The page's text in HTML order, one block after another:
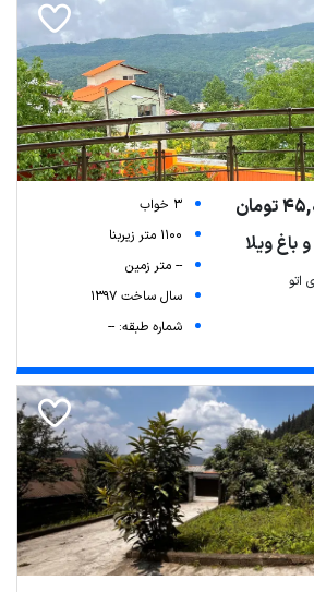
باغ ویلا
3 خواب
1100 متر زیربنا
-- متر زمین
سال ساخت 1397
شماره طبقه: --